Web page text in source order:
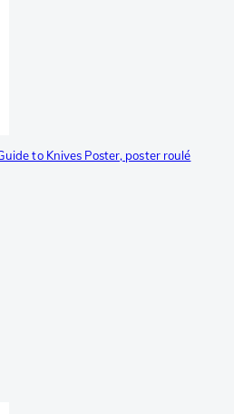
to Knives Poster, poster roulé